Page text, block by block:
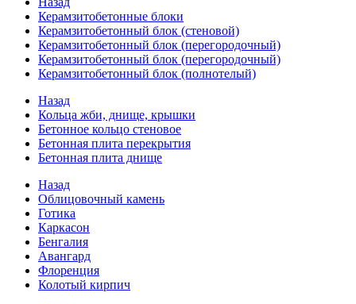
Керамзитобетонные блоки
Керамзитобетонный блок (стеновой)
Керамзитобетонный блок (перегородочный)
Керамзитобетонный блок (перегородочный)
Керамзитобетонный блок (полнотелый)
Назад
Кольца жби, днище, крышки
Бетонное кольцо стеновое
Бетонная плита перекрытия
Бетонная плита днище
Назад
Облицовочный камень
Готика
Каркасон
Бенгалия
Авангард
Флоренция
Колотый кирпич